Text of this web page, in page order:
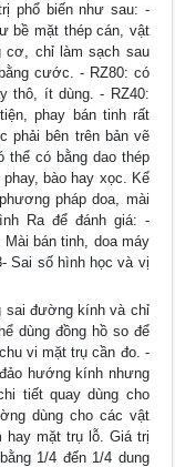
phổ biến như sau: -
bề mặt thép cán, vật
cơ, chỉ làm sạch sau
cước. - RZ80: có
thô, ít dùng. - RZ40:
phay bán tinh rất
phải bên trên bản vẽ
thể có bằng dao thép
bào hay xọc. Kể
pháp doa, mài
Ra để đánh giá: -
Mài bán tinh, doa máy
Sai số hình học và vị
sai đường kính và chỉ
dùng đồng hồ so để
vi mặt trụ cần đo. -
hướng kính nhưng
tiết quay dùng cho
dùng cho các vật
hay mặt trụ lỗ. Giá trị
1/4 đến 1/4 dung